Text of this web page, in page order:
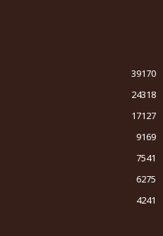
39170
24318
17127
9169
7541
6275
4241